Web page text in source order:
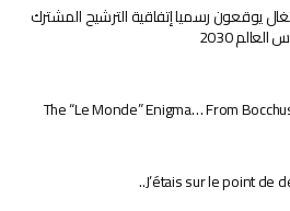
يوقعون رسميا إتفاقية الترشيح المشترك
2030
The “Le Monde” Enigma… From
J’étais sur le point de